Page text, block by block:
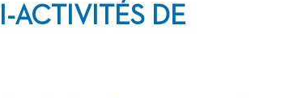
ACTIVITÉS DE